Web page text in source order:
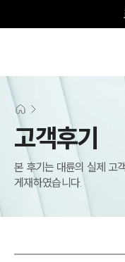
고객후기
본 후기는 대륜의 실제 고
게재하였습니다.